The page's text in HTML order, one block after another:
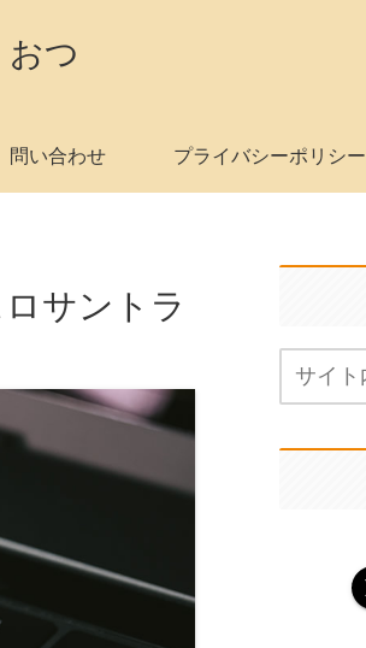
つ
問い合わせ プライバシーポリシー
サントラ